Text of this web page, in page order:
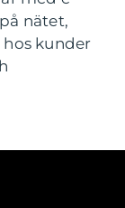
nätet,
kunder